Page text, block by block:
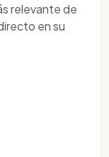
relevante de
en su